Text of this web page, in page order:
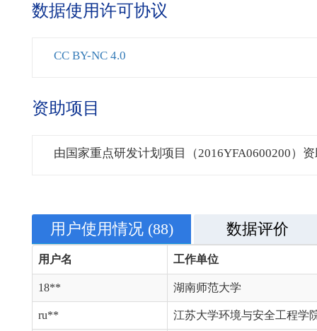
数据使用许可协议
CC BY-NC 4.0
资助项目
由国家重点研发计划项目（2016YFA0600200）
用户使用情况 (88) 数据评价
用户名 工作单位
18** 湖南师范大学
ru** 江苏大学环境与安全工程学